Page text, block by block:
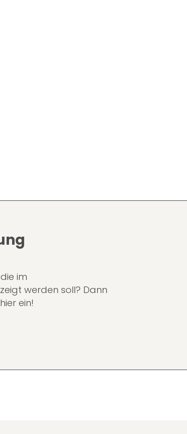
im
werden soll? Dann
ein!